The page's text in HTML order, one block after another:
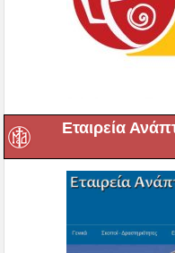
Εταιρεία